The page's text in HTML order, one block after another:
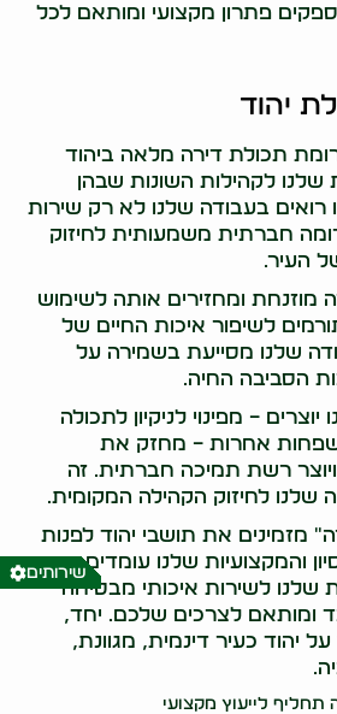
פתרון מקצועי ומותאם לכל
יהוד
תכולת דירה מלאה ביהוד
שלנו לקהילות השונות שבהן
רואים בעבודה שלנו לא רק שירות
חברתית משמעותית לחיזוק
העיר.
מוזנחת ומחזירים אותה לשימוש
לשיפור איכות החיים של
שלנו מסייעת בשמירה על
הסביבה החיה.
– מפינוי לניקיון לתכולה
אחרות – מחזק את
רשת תמיכה חברתית. זה
לחיזוק הקהילה המקומית.
מזמינים את תושבי יהוד לפנות
והמקצועיות שלנו עומדים
שלנו לשירות איכותי מבטיחה
ומותאם לצרכים שלכם. יחד,
יהוד כעיר דינמית, מגוונת,
תחליף לייעוץ מקצועי
שירותים